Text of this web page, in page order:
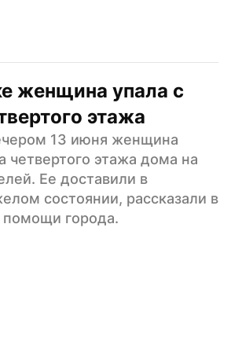
женщина упала с
этажа
13 июня женщина
четвертого этажа дома на
Ее доставили в
состоянии, рассказали в
города.